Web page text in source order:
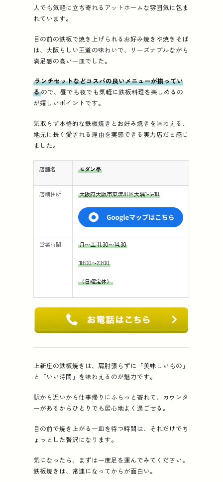
人でも気軽に立ち寄れるアットホームな雰囲気に包ま
れています。
目の前の鉄板で焼き上げられるお好み焼きや焼きそば
は、大阪らしい王道の味わいで、リーズナブルながら
満足感の高い一皿でした。
ランチセットなどコスパの良いメニューが揃ってい
るので、昼でも夜でも気軽に鉄板料理を楽しめるの
が嬉しいポイントです。
気取らず本格的な鉄板焼きとお好み焼きを味わえる、
地元に長く愛される理由を実感できる実力店だと感じ
ました。
店舗名 モダン亭
店舗住所 大阪府大阪市東淀川区大隅1-5-18
営業時間 月〜土 11:30〜14:30
18:00〜23:00
（日曜定休）
上新庄の鉄板焼きは、肩肘張らずに「美味しいもの」
と「いい時間」を味わえるのが魅力です。
駅から近いから仕事帰りにふらっと寄れて、カウンタ
ーがあるからひとりでも居心地よく過ごせる。
目の前で焼き上がる一皿を待つ時間は、それだけでち
ょっとした贅沢になります。
気になったら、まずは一度足を運んでみてください。
鉄板焼きは、常連になってからが面白い。